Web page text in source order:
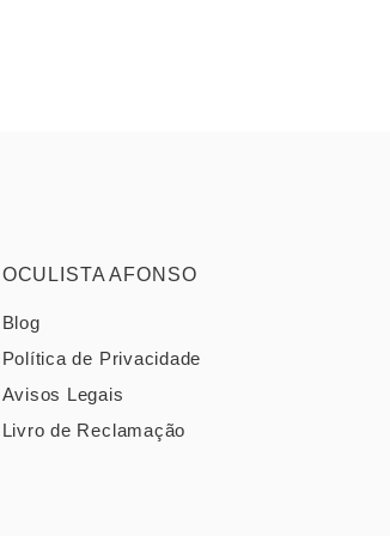
OCULISTA AFONSO
Blog
Política de Privacidade
Avisos Legais
Livro de Reclamação